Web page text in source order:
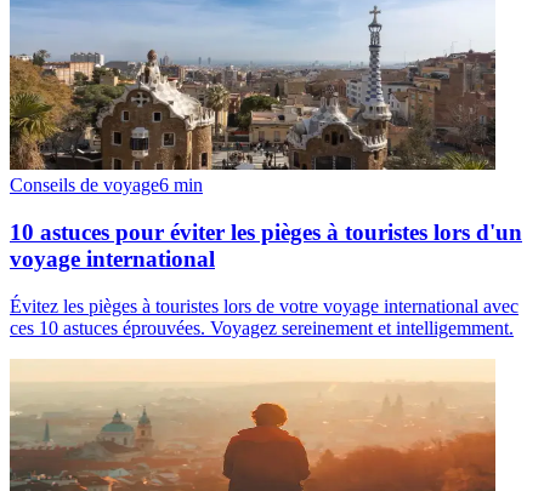
Conseils de voyage6 min
10 astuces pour éviter les pièges à touristes lors d'un
voyage international
Évitez les pièges à touristes lors de votre voyage international avec
ces 10 astuces éprouvées. Voyagez sereinement et intelligemment.